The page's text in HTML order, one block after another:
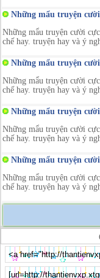
Những mẩu truyện
Những mẩu truyện cười
chế hay. truyện hay và ý
Những mẩu truyện
Những mẩu truyện cười
chế hay. truyện hay và ý
Những mẩu truyện
Những mẩu truyện cười
chế hay. truyện hay và ý
Những mẩu truyện
Những mẩu truyện cười
chế hay. truyện hay và ý